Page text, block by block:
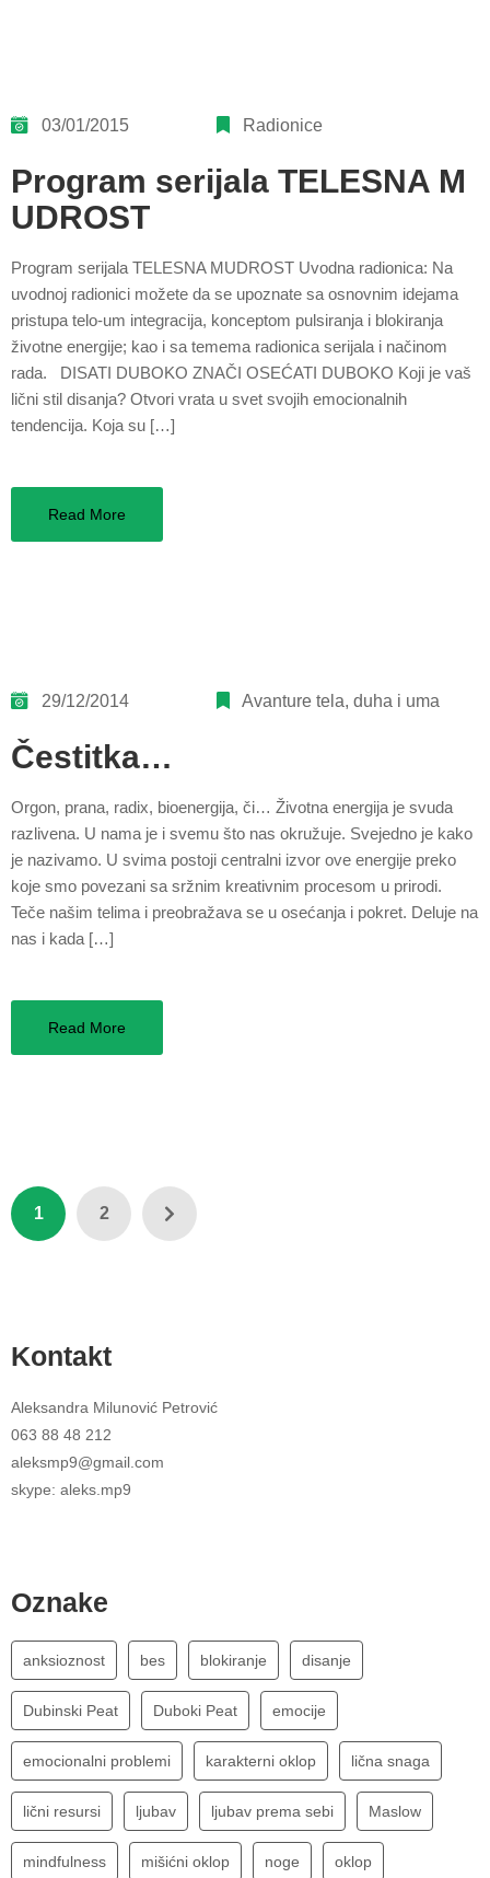
03/01/2015 Radionice
Program serijala TELESNA M
UDROST
Program serijala TELESNA MUDROST Uvodna radionica: Na
uvodnoj radionici možete da se upoznate sa osnovnim idejama
pristupa telo-um integracija, konceptom pulsiranja i blokiranja
životne energije; kao i sa temema radionica serijala i načinom
rada. DISATI DUBOKO ZNAČI OSEĆATI DUBOKO Koji je vaš
lični stil disanja? Otvori vrata u svet svojih emocionalnih
tendencija. Koja su […]
Read More
29/12/2014 Avanture tela, duha i uma
Čestitka…
Orgon, prana, radix, bioenergija, či… Životna energija je svuda
razlivena. U nama je i svemu što nas okružuje. Svejedno je kako
je nazivamo. U svima postoji centralni izvor ove energije preko
koje smo povezani sa sržnim kreativnim procesom u prirodi.
Teče našim telima i preobražava se u osećanja i pokret. Deluje na
nas i kada […]
Read More
1 2
Kontakt
Aleksandra Milunović Petrović
063 88 48 212
aleksmp9@gmail.com
skype: aleks.mp9
Oznake
anksioznost bes blokiranje disanje
Dubinski Peat Duboki Peat emocije
emocionalni problemi karakterni oklop lična snaga
lični resursi ljubav ljubav prema sebi Maslow
mindfulness mišićni oklop noge oklop